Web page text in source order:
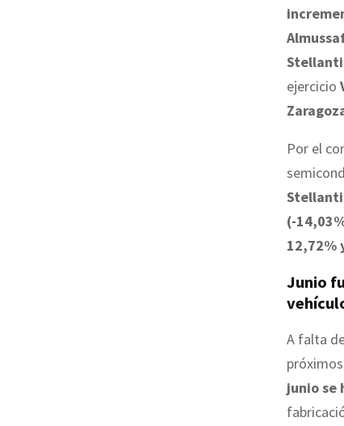
ejercicio
Por el
(-
12,72%
Junio
A falta
junio se